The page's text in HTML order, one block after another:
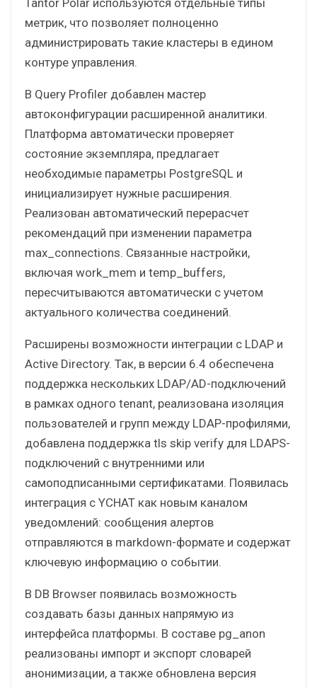
метрик, что позволяет полноценно
администрировать такие кластеры в едином
контуре управления.
В Query Profiler добавлен мастер
автоконфигурации расширенной аналитики.
Платформа автоматически проверяет
состояние экземпляра, предлагает
необходимые параметры PostgreSQL и
инициализирует нужные расширения.
Реализован автоматический перерасчет
рекомендаций при изменении параметра
max_connections. Связанные настройки,
включая work_mem и temp_buffers,
пересчитываются автоматически с учетом
актуального количества соединений.
Расширены возможности интеграции с LDAP и
Active Directory. Так, в версии 6.4 обеспечена
поддержка нескольких LDAP/AD-подключений
в рамках одного tenant, реализована изоляция
пользователей и групп между LDAP-профилями,
добавлена поддержка tls skip verify для LDAPS-
подключений с внутренними или
самоподписанными сертификатами. Появилась
интеграция с YCHAT как новым каналом
уведомлений: сообщения алертов
отправляются в markdown-формате и содержат
ключевую информацию о событии.
В DB Browser появилась возможность
создавать базы данных напрямую из
интерфейса платформы. В составе pg_anon
реализованы импорт и экспорт словарей
анонимизации, а также обновлена версия